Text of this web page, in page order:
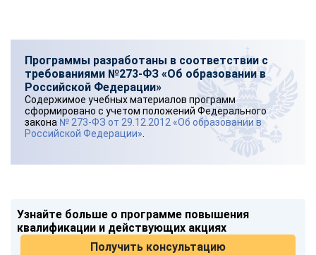
Программы разработаны в соответствии с
требованиями №273-ФЗ «Об образовании в
Российской Федерации»
Содержимое учебных материалов программ
сформировано с учетом положений Федерального
закона № 273-ФЗ от 29.12.2012 «Об образовании в
Российской Федерации»
Узнайте больше о программе повышения
квалификации и действующих акциях
Получить консультацию